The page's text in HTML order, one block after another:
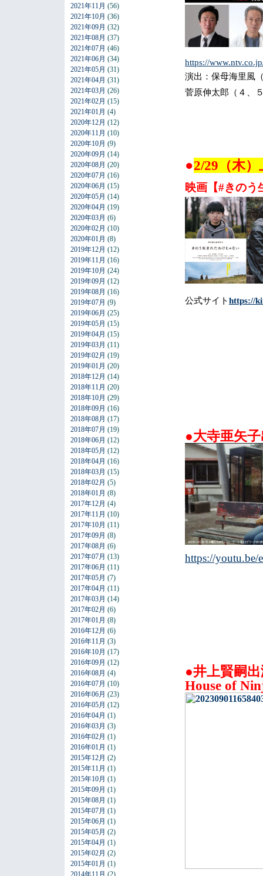
2021年11月 (56)
2021年10月 (36)
2021年09月 (32)
2021年08月 (37)
2021年07月 (46)
2021年06月 (34)
2021年05月 (31)
2021年04月 (31)
2021年03月 (26)
2021年02月 (15)
2021年01月 (4)
2020年12月 (12)
2020年11月 (10)
2020年10月 (9)
2020年09月 (14)
2020年08月 (20)
2020年07月 (16)
2020年06月 (15)
2020年05月 (14)
2020年04月 (19)
2020年03月 (6)
2020年02月 (10)
2020年01月 (8)
2019年12月 (12)
2019年11月 (16)
2019年10月 (24)
2019年09月 (12)
2019年08月 (16)
2019年07月 (9)
2019年06月 (25)
2019年05月 (15)
2019年04月 (15)
2019年03月 (11)
2019年02月 (19)
2019年01月 (20)
2018年12月 (14)
2018年11月 (20)
2018年10月 (29)
2018年09月 (16)
2018年08月 (17)
2018年07月 (19)
2018年06月 (12)
2018年05月 (12)
2018年04月 (16)
2018年03月 (15)
2018年02月 (5)
2018年01月 (8)
2017年12月 (4)
2017年11月 (10)
2017年10月 (11)
2017年09月 (8)
2017年08月 (6)
2017年07月 (13)
2017年06月 (11)
2017年05月 (7)
2017年04月 (11)
2017年03月 (14)
2017年02月 (6)
2017年01月 (8)
2016年12月 (6)
2016年11月 (3)
2016年10月 (17)
2016年09月 (12)
2016年08月 (4)
2016年07月 (10)
2016年06月 (23)
2016年05月 (12)
2016年04月 (1)
2016年03月 (3)
2016年02月 (1)
2016年01月 (1)
2015年12月 (2)
2015年11月 (1)
2015年10月 (1)
2015年09月 (1)
2015年08月 (1)
2015年07月 (1)
2015年06月 (1)
2015年05月 (2)
2015年04月 (1)
2015年02月 (2)
2015年01月 (1)
2014年11月 (2)
https://
演出：保母海里風
菅原伸太郎（４、
●2/29（木
映画【#きのう
公式サイトhttps://
●大寺亜矢
https://
●井上賢嗣
House of